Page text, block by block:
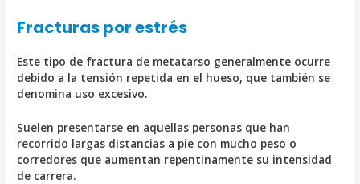
Fracturas por estrés
Este tipo de fractura de metatarso generalmente ocurre
debido a la tensión repetida en el hueso, que también se
denomina uso excesivo.
Suelen presentarse en aquellas personas que han
recorrido largas distancias a pie con mucho peso o
corredores que aumentan repentinamente su intensidad
de carrera.